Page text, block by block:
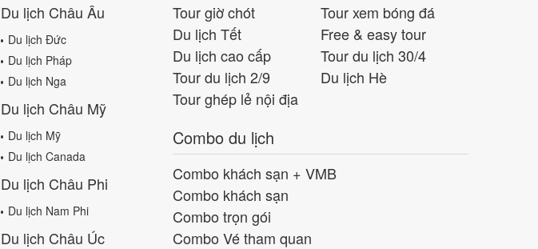
Du lịch Châu Âu
Du lịch Đức
Du lịch Pháp
Du lịch Nga
Du lịch Châu Mỹ
Du lịch Mỹ
Du lịch Canada
Du lịch Châu Phi
Du lịch Nam Phi
Du lịch Châu Úc
Tour giờ chót
Tour xem bóng đá
Du lịch Tết
Free & easy tour
Du lịch cao cấp
Tour du lịch 30/4
Tour du lịch 2/9
Du lịch Hè
Tour ghép lẻ nội địa
Combo du lịch
Combo khách sạn + VMB
Combo khách sạn
Combo trọn gói
Combo Vé tham quan